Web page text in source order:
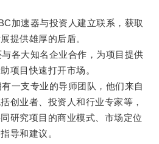
速器与投资人建立联系，获取
提供雄厚的后盾。
大知名企业合作，为项目提供
项目快速打开市场。
支专业的导师团队，他们来自
创业者、投资人和行业专家等，
研究项目的商业模式、市场定位
导和建议。